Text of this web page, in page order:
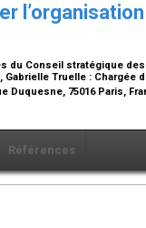
du Conseil stratégique
, Gabrielle Truelle : Chargée
Duquesne, 75016 Paris,
Références